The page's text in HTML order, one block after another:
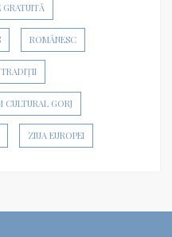
GRATUITĂ
ROMÂNESC
TRADIȚII
CULTURAL GORJ
ZIUA EUROPEI